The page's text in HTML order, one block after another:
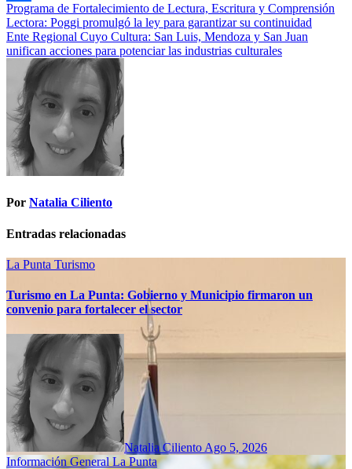
Link
Compartir
Navegación
de
entradas
Programa de Fortalecimiento de Lectura, Escritura y Comprensión
Lectora: Poggi promulgó la ley para garantizar su continuidad
Ente Regional Cuyo Cultura: San Luis, Mendoza y San Juan
unifican acciones para potenciar las industrias culturales
Por Natalia Ciliento
Entradas relacionadas
La Punta Turismo
Turismo en La Punta: Gobierno y Municipio firmaron un
convenio para fortalecer el sector
Natalia Ciliento Ago 5, 2026
Información GeneralLa Punta